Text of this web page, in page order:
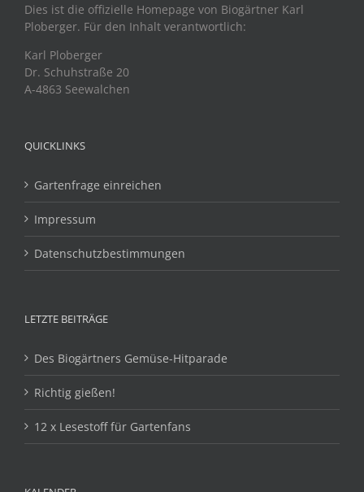
Dies ist die offizielle Homepage von Biogärtner Karl
Ploberger. Für den Inhalt verantwortlich:
Karl Ploberger
Dr. Schuhstraße 20
A-4863 Seewalchen
QUICKLINKS
Gartenfrage einreichen
Impressum
Datenschutzbestimmungen
LETZTE BEITRÄGE
Des Biogärtners Gemüse-Hitparade
Richtig gießen!
12 x Lesestoff für Gartenfans